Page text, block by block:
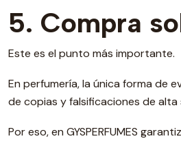
5. Compra
Este es el punto más importante.
En perfumería, la única forma de
de copias y falsificaciones de
Por eso, en GYSPERFUMES